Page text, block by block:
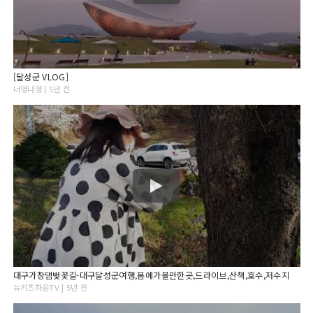
[달성군 VLOG]
너영나영 | 5년 전
대구가창댐벚꽃길-대구달성군여행,봄에가볼만한곳,드라이브,산책,호수,저수지
뉴키즈하윤TV | 5년 전